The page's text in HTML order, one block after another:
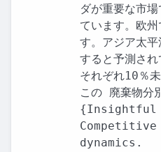
ダが重要な市
ています。欧
す。アジア太
すると予測さ
それぞれ10％
この 廃棄物分
{Insightful
dynamics.